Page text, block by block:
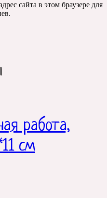
сайта в этом браузере для
работа,
см